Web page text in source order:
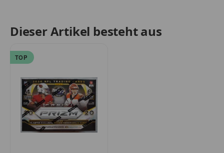
Dieser Artikel besteht aus
TOP